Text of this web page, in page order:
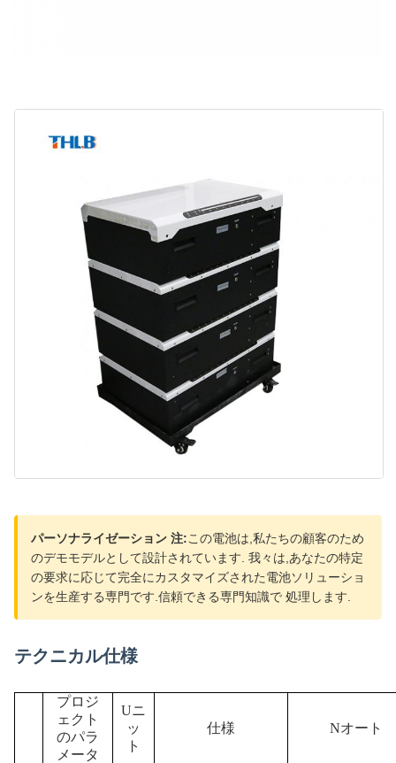
パーソナライゼーション 注:この電池は,私たちの顧客のため
のデモモデルとして設計されています. 我々は,あなたの特定
の要求に応じて完全にカスタマイズされた電池ソリューショ
ンを生産する専門です.信頼できる専門知識で 処理します.
テクニカル仕様
プロジ
ェクト
のパラ
メータ
Uニ
ッ
ト
仕様 Nオート